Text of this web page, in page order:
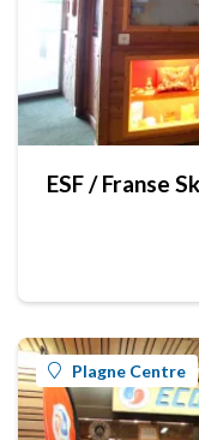
ESF / Franse
Plagne Centre